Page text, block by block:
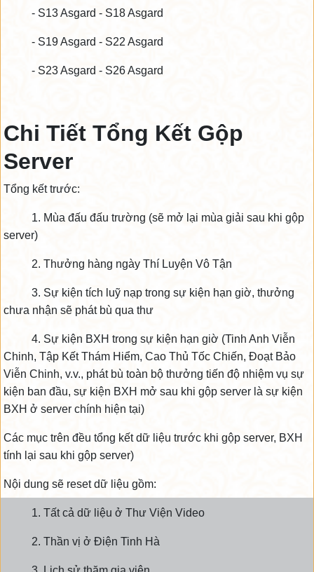
- S13 Asgard - S18 Asgard
- S19 Asgard - S22 Asgard
- S23 Asgard - S26 Asgard
Chi Tiết Tổng Kết Gộp
Server
Tổng kết trước:
1. Mùa đấu đấu trường (sẽ mở lại mùa giải sau khi gộp
server)
2. Thưởng hàng ngày Thí Luyện Vô Tận
3. Sự kiện tích luỹ nạp trong sự kiện hạn giờ, thưởng
chưa nhận sẽ phát bù qua thư
4. Sự kiện BXH trong sự kiện hạn giờ (Tinh Anh Viễn
Chinh, Tập Kết Thám Hiểm, Cao Thủ Tốc Chiến, Đoạt Bảo
Viễn Chinh, v.v., phát bù toàn bộ thưởng tiến độ nhiệm vụ sự
kiện ban đầu, sự kiện BXH mở sau khi gộp server là sự kiện
BXH ở server chính hiện tại)
Các mục trên đều tổng kết dữ liệu trước khi gộp server, BXH
tính lại sau khi gộp server)
Nội dung sẽ reset dữ liệu gồm:
1. Tất cả dữ liệu ở Thư Viện Video
2. Thần vị ở Điện Tinh Hà